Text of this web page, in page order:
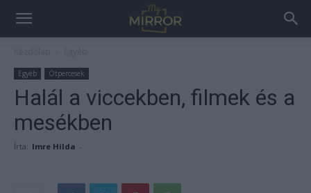
Egyéb Ötpercesek
Halál a viccekben, filmek és a
mesékben
Írta: Imre Hilda -